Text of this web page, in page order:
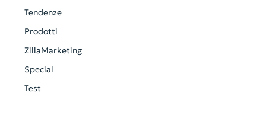
Tendenze
Prodotti
ZillaMarketing
Special
Test